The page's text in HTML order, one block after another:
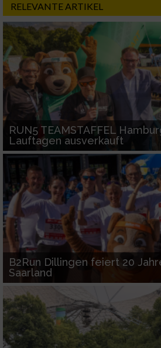
RELEVANTE ARTIKEL
RUN5 TEAMSTAFFEL
Lauftagen ausverkauft
B2Run Dillingen feiert 20
Saarland